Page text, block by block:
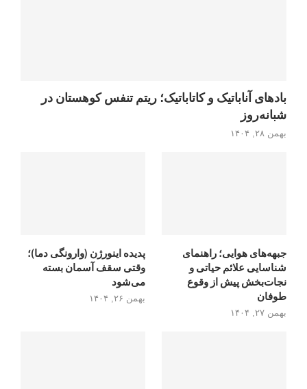
بادهای آناباتیک و کاتاباتیک؛ ریتم تنفس کوهستان در
شبانه‌روز
بهمن ۲۸, ۱۴۰۴
جبهه‌های هوایی؛ راهنمای
شناسایی علائم حیاتی و
نجات‌بخش پیش از وقوع
طوفان
بهمن ۲۷, ۱۴۰۴
پدیده اینورژن (وارونگی دما)؛
وقتی سقف آسمان بسته
می‌شود
بهمن ۲۶, ۱۴۰۴